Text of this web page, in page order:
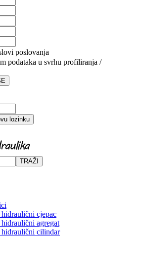
poslovanja
podataka u svrhu profiliranja /
lozinku
TRAŽI
cjepac
agregat
cilindar